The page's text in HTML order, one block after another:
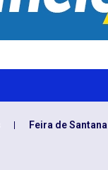
Feira de Santana